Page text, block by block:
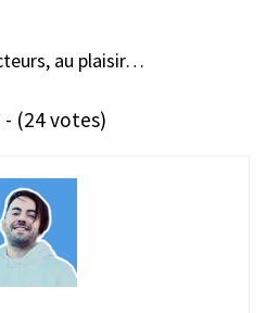
au plaisir…
- (24 votes)